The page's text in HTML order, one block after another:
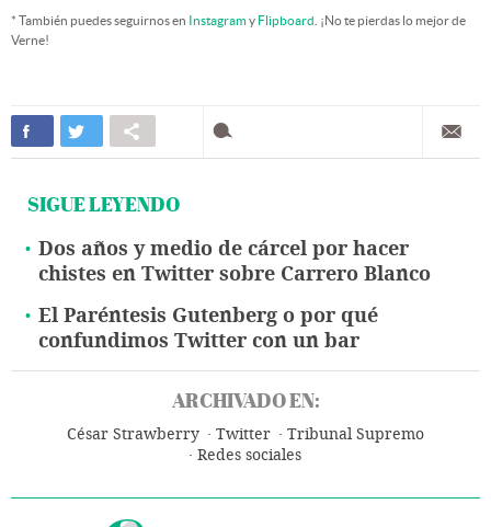
* También puedes seguirnos en Instagramy Flipboard . ¡No te pierdas lo mejor de
Verne!
SIGUE LEYENDO
Dos años y medio de cárcel por hacer
chistes en Twitter sobre Carrero Blanco
El Paréntesis Gutenberg o por qué
confundimos Twitter con un bar
ARCHIVADO EN:
César Strawberry Twitter
Tribunal Supremo
Redes sociales